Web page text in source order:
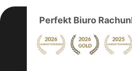
Perfekt Biuro